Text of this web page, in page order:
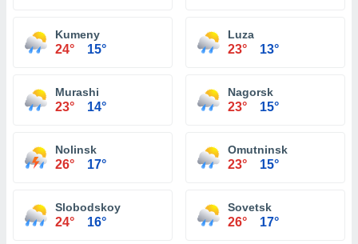
Kumeny
24° 15°
Luza
23° 13°
Murashi
23° 14°
Nagorsk
23° 15°
Nolinsk
26° 17°
Omutninsk
23° 15°
Slobodskoy
24° 16°
Sovetsk
26° 17°